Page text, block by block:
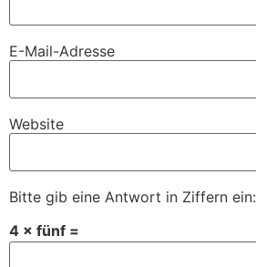
E-Mail-Adresse
Website
Bitte gib eine Antwort in Ziffern ein:
4 × fünf =